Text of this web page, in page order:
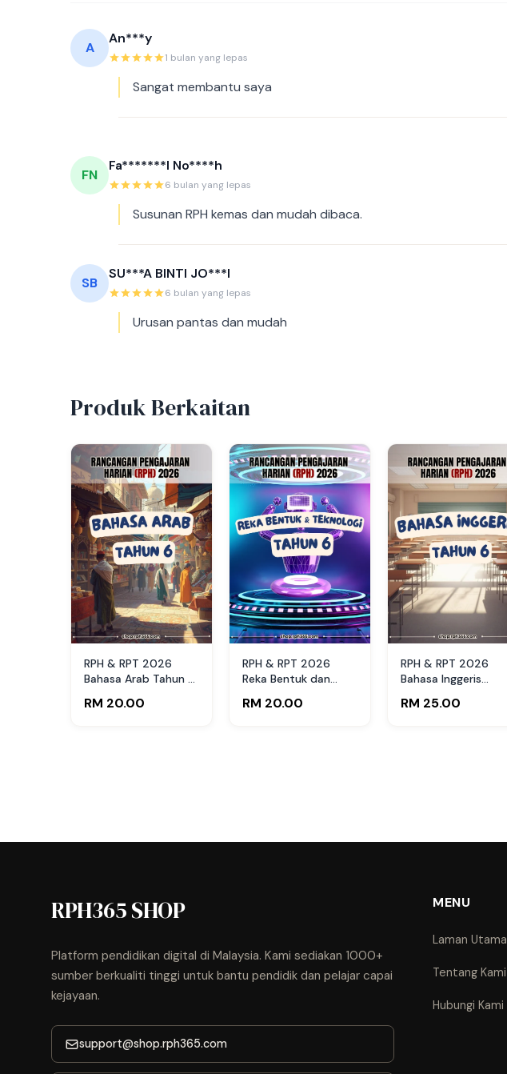
A
An***y
1 bulan yang lepas
Sangat membantu saya
FN
Fa*******l No****h
6 bulan yang lepas
Susunan RPH kemas dan mudah dibaca.
SB
SU***A BINTI JO***I
6 bulan yang lepas
Urusan pantas dan mudah
Produk Berkaitan
RPH & RPT 2026
Bahasa Arab Tahun 6
RM 20.00
RPH & RPT 2026
Reka Bentuk dan
by RPH365
RM 20.00
RPH & RPT 2026
Bahasa Inggeris
RPH365
RM 25.00
RPH365 SHOP
Platform pendidikan digital di Malaysia. Kami sediakan 1000+
sumber berkualiti tinggi untuk bantu pendidik dan pelajar capai
kejayaan.
support@shop.rph365.com
MENU
Laman Utama
Tentang Kami
Hubungi Kami